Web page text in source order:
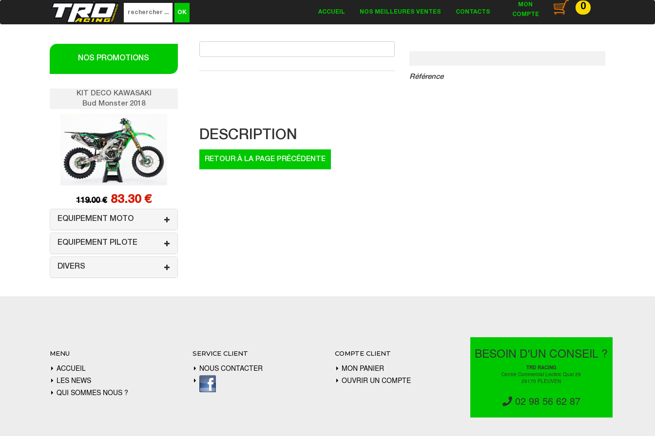
ACCUEIL NOS MEILLEURES VENTES CONTACTS
MON
COMPTE
0
NOS PROMOTIONS
KIT DECO KAWASAKI
Bud Monster 2018
119.00 € 83.30 €
EQUIPEMENT MOTO
EQUIPEMENT PILOTE
DIVERS
Référence
DESCRIPTION
MENU
ACCUEIL
LES NEWS
QUI SOMMES NOUS ?
SERVICE CLIENT
NOUS CONTACTER
COMPTE CLIENT
MON PANIER
OUVRIR UN COMPTE
BESOIN D'UN CONSEIL ?
TRD RACING
Centre Commercial Leclerc Quai 29
29170 PLEUVEN
02 98 56 62 87